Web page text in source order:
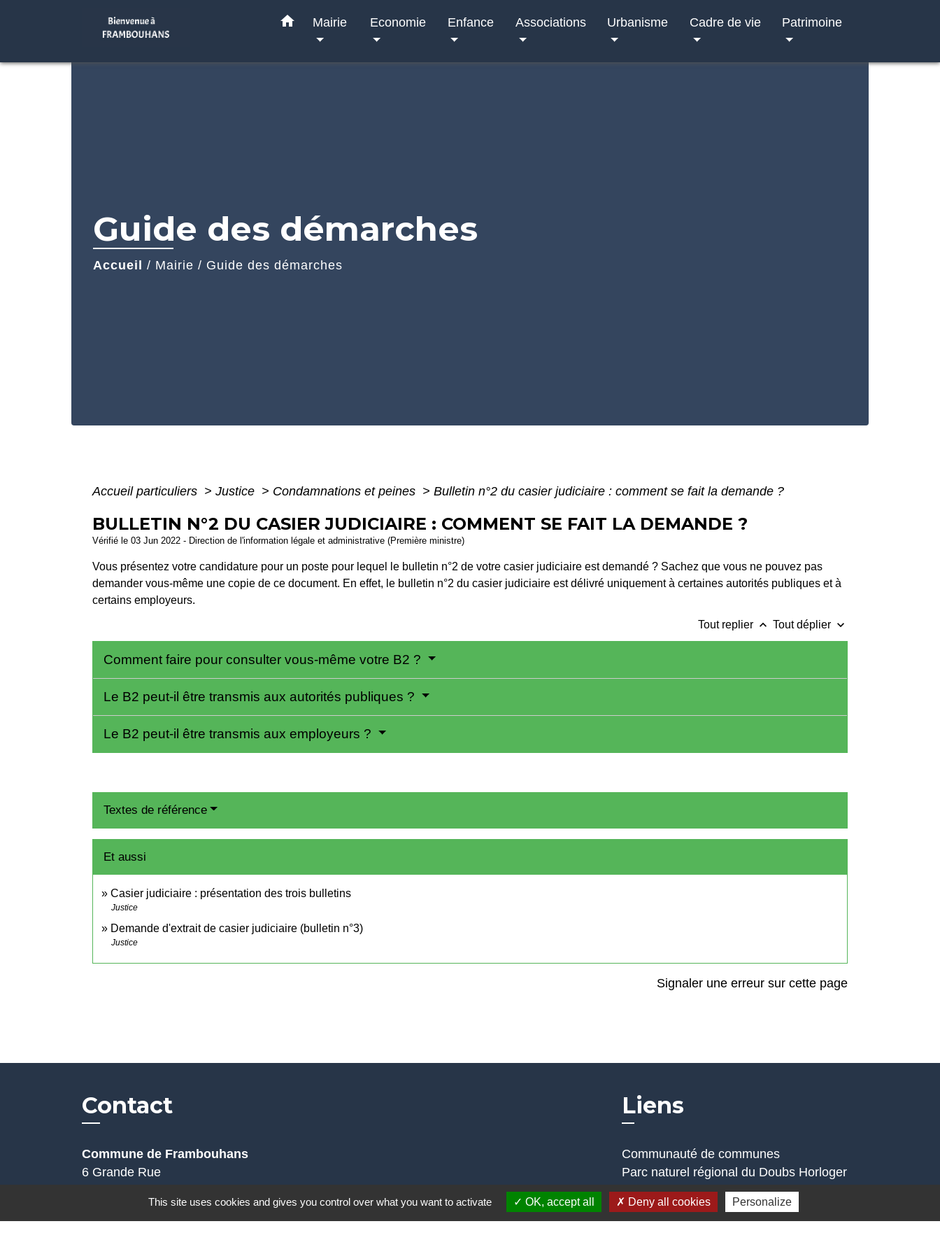
home Mairie Economie Enfance Associations Urbanisme Cadre de vie Patrimoine
Guide des démarches
Accueil / Mairie / Guide des démarches
Accueil particuliers > Justice > Condamnations et peines > Bulletin n°2 du casier judiciaire : comment se fait la demande ?
BULLETIN N°2 DU CASIER JUDICIAIRE : COMMENT SE FAIT LA DEMANDE ?
Vérifié le 03 Jun 2022 - Direction de l'information légale et administrative (Première ministre)
Vous présentez votre candidature pour un poste pour lequel le bulletin n°2 de votre casier judiciaire est demandé ? Sachez que vous ne pouvez pas
demander vous-même une copie de ce document. En effet, le bulletin n°2 du casier judiciaire est délivré uniquement à certaines autorités publiques et à
certains employeurs.
Tout replier keyboard_arrow_up Tout déplier keyboard_arrow_down
Comment faire pour consulter vous-même votre B2 ?
Le B2 peut-il être transmis aux autorités publiques ?
Le B2 peut-il être transmis aux employeurs ?
Textes de référence
Et aussi
Casier judiciaire : présentation des trois bulletins
Justice
Demande d'extrait de casier judiciaire (bulletin n°3)
Justice
Signaler une erreur sur cette page
Contact
Commune de Frambouhans
6 Grande Rue
+33 3 81 68 60 63
Liens
Communauté de communes
Parc naturel régional du Doubs Horloger
Service public
Portail des sites du Doubs
This site uses cookies and gives you control over what you want to activate OK, accept all Deny all cookies Personalize